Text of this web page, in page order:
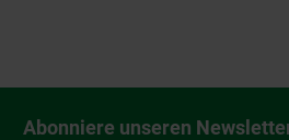
Newsletter Anmeldung
Abonniere unseren